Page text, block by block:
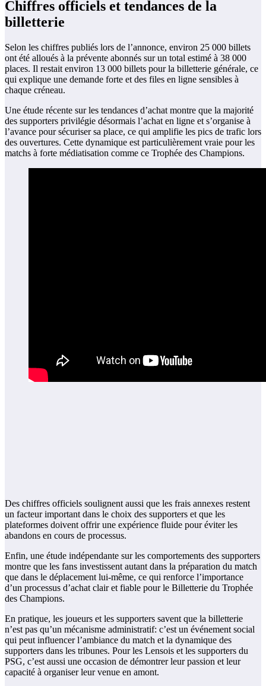
Chiffres officiels et tendances de la
billetterie
Selon les chiffres publiés lors de l’annonce, environ 25 000 billets
ont été alloués à la prévente abonnés sur un total estimé à 38 000
places. Il restait environ 13 000 billets pour la billetterie générale, ce
qui explique une demande forte et des files en ligne sensibles à
chaque créneau.
Une étude récente sur les tendances d’achat montre que la majorité
des supporters privilégie désormais l’achat en ligne et s’organise à
l’avance pour sécuriser sa place, ce qui amplifie les pics de trafic lors
des ouvertures. Cette dynamique est particulièrement vraie pour les
matchs à forte médiatisation comme ce Trophée des Champions.
Des chiffres officiels soulignent aussi que les frais annexes restent
un facteur important dans le choix des supporters et que les
plateformes doivent offrir une expérience fluide pour éviter les
abandons en cours de processus.
Enfin, une étude indépendante sur les comportements des supporters
montre que les fans investissent autant dans la préparation du match
que dans le déplacement lui-même, ce qui renforce l’importance
d’un processus d’achat clair et fiable pour le Billetterie du Trophée
des Champions.
En pratique, les joueurs et les supporters savent que la billetterie
n’est pas qu’un mécanisme administratif: c’est un événement social
qui peut influencer l’ambiance du match et la dynamique des
supporters dans les tribunes. Pour les Lensois et les supporters du
PSG, c’est aussi une occasion de démontrer leur passion et leur
capacité à organiser leur venue en amont.